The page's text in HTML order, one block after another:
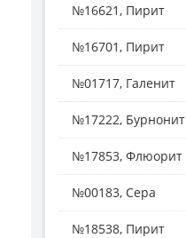
№16621, Пирит
№16701, Пирит
№01717, Галенит
№17222, Бурнонит
№17853, Флюорит
№00183, Сера
№18538, Пирит